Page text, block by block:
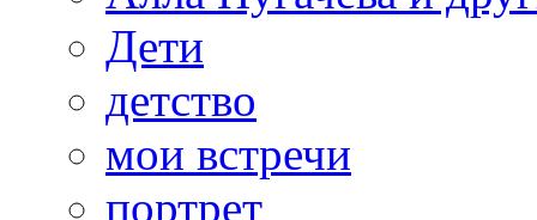
Дети
детство
мои встречи
портрет